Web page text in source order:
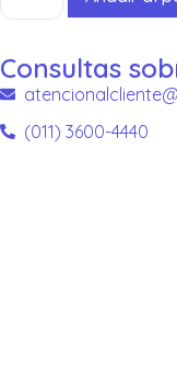
Consultas
(011) 3600-4440